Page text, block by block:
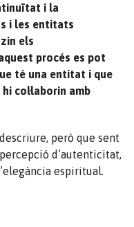
i la
i les entitats
els
procés es pot
té una entitat i que
col·laborin amb
però que sent
d’autenticitat,
espiritual.